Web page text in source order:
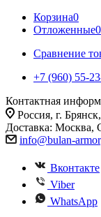
Корзина0
Отложенные0
Сравнение
+7 (960) 55-
Контактная
Россия, г.
Доставка: Москва,
info@bulan-
Вконтакте
Viber
WhatsApp